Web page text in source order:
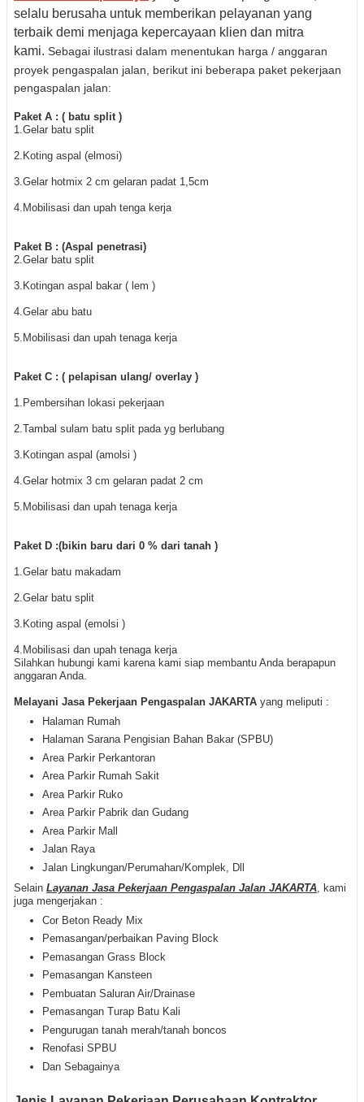
selalu berusaha untuk memberikan pelayanan yang
terbaik demi menjaga kepercayaan klien dan mitra
kami. Sebagai ilustrasi dalam menentukan harga / anggaran
proyek pengaspalan jalan, berikut ini beberapa paket pekerjaan
pengaspalan jalan:
Paket A : ( batu split )
1.Gelar batu split
2.Koting aspal (elmosi)
3.Gelar hotmix 2 cm gelaran padat 1,5cm
4.Mobilisasi dan upah tenga kerja
Paket B : (Aspal penetrasi)
2.Gelar batu split
3.Kotingan aspal bakar ( lem )
4.Gelar abu batu
5.Mobilisasi dan upah tenaga kerja
Paket C : ( pelapisan ulang/ overlay )
1.Pembersihan lokasi pekerjaan
2.Tambal sulam batu split pada yg berlubang
3.Kotingan aspal (amolsi )
4.Gelar hotmix 3 cm gelaran padat 2 cm
5.Mobilisasi dan upah tenaga kerja
Paket D :(bikin baru dari 0 % dari tanah )
1.Gelar batu makadam
2.Gelar batu split
3.Koting aspal (emolsi )
4.Mobilisasi dan upah tenaga kerja
Silahkan hubungi kami karena kami siap membantu Anda berapapun
anggaran Anda.
Melayani Jasa Pekerjaan Pengaspalan JAKARTA yang meliputi :
Halaman Rumah
Halaman Sarana Pengisian Bahan Bakar (SPBU)
Area Parkir Perkantoran
Area Parkir Rumah Sakit
Area Parkir Ruko
Area Parkir Pabrik dan Gudang
Area Parkir Mall
Jalan Raya
Jalan Lingkungan/Perumahan/Komplek, Dll
Selain Layanan Jasa Pekerjaan Pengaspalan Jalan JAKARTA , kami
juga mengerjakan :
Cor Beton Ready Mix
Pemasangan/perbaikan Paving Block
Pemasangan Grass Block
Pemasangan Kansteen
Pembuatan Saluran Air/Drainase
Pemasangan Turap Batu Kali
Pengurugan tanah merah/tanah boncos
Renofasi SPBU
Dan Sebagainya